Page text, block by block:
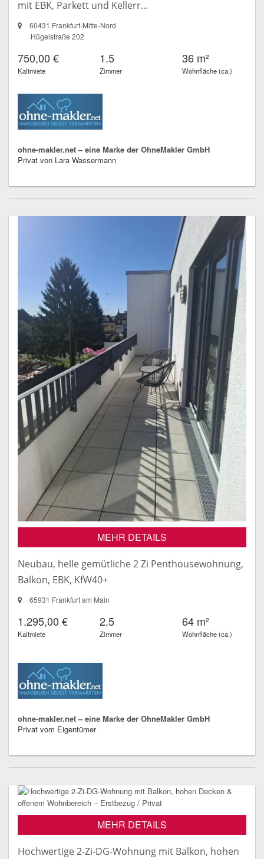
mit EBK, Parkett und Kellerr...
60431 Frankfurt-Mitte-Nord
Hügelstraße 202
750,00 €
Kaltmiete
1.5
Zimmer
36 m²
Wohnfläche (ca.)
ohne-makler.net – eine Marke der OhneMakler GmbH
Privat von Lara Wassermann
MEHR DETAILS
Neubau, helle gemütliche 2 Zi Penthousewohnung,
Balkon, EBK, KfW40+
65931 Frankfurt am Main
1.295,00 €
Kaltmiete
2.5
Zimmer
64 m²
Wohnfläche (ca.)
ohne-makler.net – eine Marke der OhneMakler GmbH
Privat vom Eigentümer
MEHR DETAILS
Hochwertige 2-Zi-DG-Wohnung mit Balkon, hohen